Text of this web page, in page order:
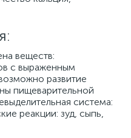
веществ:
с выраженным
развитие
пищеварительной
система:
реакции: зуд, сыпь,